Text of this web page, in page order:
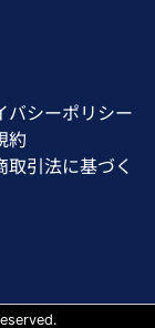
バシーポリシー
約
取引法に基づく